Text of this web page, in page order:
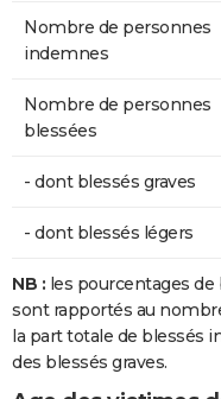
Nombre de personnes
indemnes
Nombre de personnes
blessées
- dont blessés graves
- dont blessés légers
NB : les pourcentages de
sont rapportés au
la part totale de blessés
des blessés graves.